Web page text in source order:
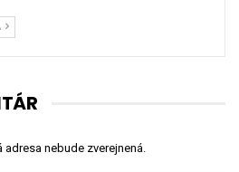
adresa nebude zverejnená.